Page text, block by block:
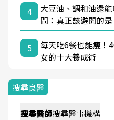
4
大豆油、調和油還
問：真正該避開的是
5
每天吃6餐也能瘦！
女的十大養成術
搜尋良醫
搜尋醫師搜尋醫事機構